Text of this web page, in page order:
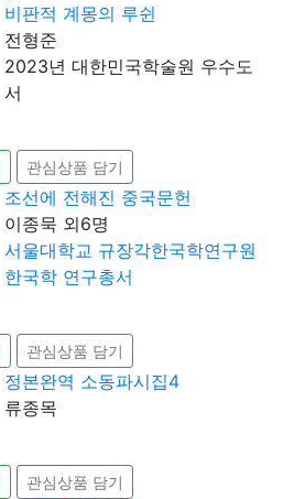
비판적 계몽의 루쉰
전형준
2023년 대한민국학술원 우수도
서
관심상품 담기
조선에 전해진 중국문헌
이종묵 외6명
서울대학교 규장각한국학연구원
한국학 연구총서
관심상품 담기
정본완역 소동파시집4
류종목
관심상품 담기